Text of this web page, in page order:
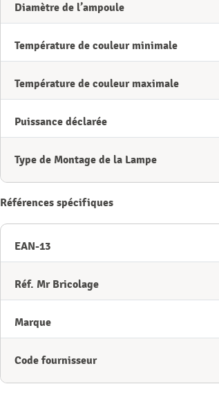
Diamètre de l’ampoule
Température de couleur minimale
Température de couleur maximale
Puissance déclarée
Type de Montage de la Lampe
Références spécifiques
EAN-13
Réf. Mr Bricolage
Marque
Code fournisseur